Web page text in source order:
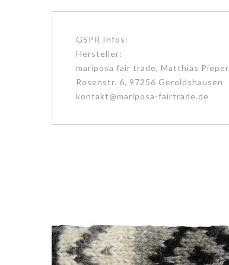
GSPR Infos:
Hersteller:
mariposa fair trade, Matthias Pieper
Rosenstr. 6, 97256 Geroldshausen
kontakt@mariposa-fairtrade.de